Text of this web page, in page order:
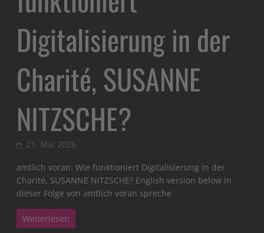
Digitalisierung in der
Charité, SUSANNE
NITZSCHE?
21. Mai 2026
amtlich voran: Wie funktioniert Digitalisierung in der
Charité, SUSANNE NITZSCHE? English version below In
dieser Folge von amtlich voran spreche
Weiterlesen